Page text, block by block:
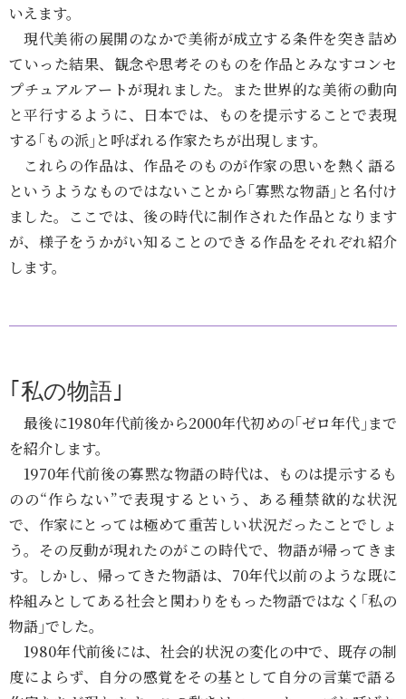
いえます。
現代美術の展開のなかで美術が成立する条件を突き詰め
ていった結果、観念や思考そのものを作品とみなすコンセ
プチュアルアートが現れました。また世界的な美術の動向
と平行するように、日本では、ものを提示することで表現
する｢もの派｣と呼ばれる作家たちが出現します。
これらの作品は、作品そのものが作家の思いを熱く語る
というようなものではないことから｢寡黙な物語｣と名付け
ました。ここでは、後の時代に制作された作品となります
が、様子をうかがい知ることのできる作品をそれぞれ紹介
します。
｢私の物語｣
最後に1980年代前後から2000年代初めの｢ゼロ年代｣まで
を紹介します。
1970年代前後の寡黙な物語の時代は、ものは提示するも
のの“作らない”で表現するという、ある種禁欲的な状況
で、作家にとっては極めて重苦しい状況だったことでしょ
う。その反動が現れたのがこの時代で、物語が帰ってきま
す。しかし、帰ってきた物語は、70年代以前のような既に
枠組みとしてある社会と関わりをもった物語ではなく｢私の
物語｣でした。
1980年代前後には、社会的状況の変化の中で、既存の制
度によらず、自分の感覚をその基として自分の言葉で語る